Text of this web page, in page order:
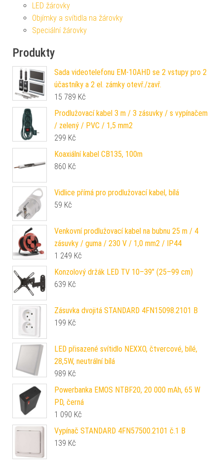
LED žárovky
Objímky a svítidla na žárovky
Speciální žárovky
Produkty
Sada videotelefonu EM-10AHD se 2 vstupy pro 2
účastníky a 2 el. zámky otevř./zavř.
15 789 Kč
Prodlužovací kabel 3 m / 3 zásuvky / s vypínačem
/ zelený / PVC / 1,5 mm2
299 Kč
Koaxiální kabel CB135, 100m
860 Kč
Vidlice přímá pro prodlužovací kabel, bílá
59 Kč
Venkovní prodlužovací kabel na bubnu 25 m / 4
zásuvky / guma / 230 V / 1,0 mm2 / IP44
1 249 Kč
Konzolový držák LED TV 10–39" (25–99 cm)
639 Kč
Zásuvka dvojitá STANDARD 4FN15098.2101 B
199 Kč
LED přisazené svítidlo NEXXO, čtvercové, bílé,
28,5W, neutrální bílá
989 Kč
Powerbanka EMOS NTBF20, 20 000 mAh, 65 W
PD, černá
1 090 Kč
Vypínač STANDARD 4FN57500.2101 č.1 B
139 Kč